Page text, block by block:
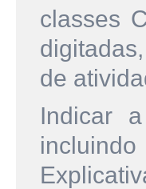
classes
de
Indicar